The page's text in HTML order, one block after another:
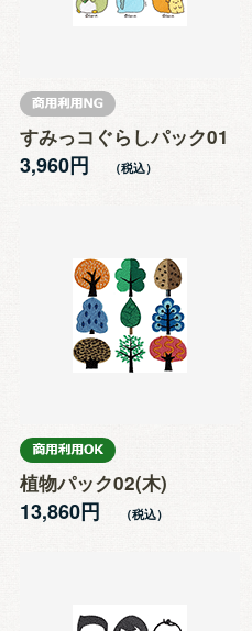
すみっコぐらしパック01
3,960円
植物パック02(木)
13,860円